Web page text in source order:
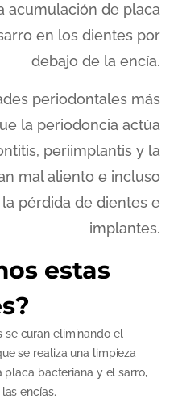
acumulación de placa
en los dientes por
debajo de la encía.
periodontales más
la periodoncia actúa
periimplantis y la
mal aliento e incluso
pérdida de dientes e
implantes.
estas
se curan eliminando el
se realiza una limpieza
placa bacteriana y el sarro,
encías.